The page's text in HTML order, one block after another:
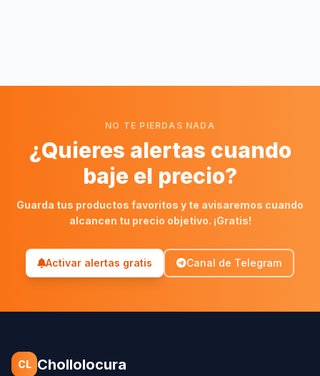
NO TE PIERDAS NADA
¿Quieres alertas cuando
baje el precio?
Guarda tus productos favoritos y te avisaremos cuando
alcancen tu precio objetivo. ¡Gratis!
Activar alertas gratis Canal de Telegram
CL Chollolocura